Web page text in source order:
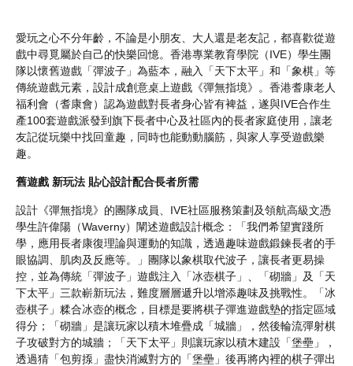
愛玩之心不分年齡，不論是小朋友、大人還是老友記，都喜歡從遊
戲中尋覓屬於自己的快樂回憶。香港專業教育學院（IVE）學生團
隊以懷舊遊戲「彈波子」為藍本，融入「天下太平」和「象棋」等
傳統遊戲元素，設計成創意桌上遊戲《彈無指境》。香港耆康老人
福利會（耆康會）認為遊戲對長者身心皆有裨益，遂與IVE合作生
產100套遊戲派發到旗下長者中心及社區內的長者家庭使用，讓老
友記從玩樂中找回童趣，同時也能動動腦筋，與家人享受遊戲樂
趣。
舊遊戲 新玩法 貼心設計配合長者所需
設計《彈無指境》的團隊成員、IVE社區服務策劃及領航高級文憑
學生許偉陽（Waverny）闡述遊戲設計概念：「我們希望實踐所
學，應用長者康復理論與運動的知識，透過趣味遊戲鍛鍊長者的手
眼協調、肌肉及反應等。」團隊以象棋取代波子，讓長者更易操
控，並為傳統「彈波子」遊戲注入「冰壺棋子」、「砌牆」及「天
下太平」三款嶄新玩法，難度層層遞升以增添趣味及挑戰性。「冰
壺棋子」糅合冰壺的概念，目標是要將棋子彈進遊戲墊的指定區域
得分；「砌牆」是讓玩家以積木堆疊成「城牆」，然後輪流彈射棋
子攻破對方的城牆；「天下太平」則讓玩家以積木建設「堡壘」，
透過猜「包剪揼」盡快消滅對方的「堡壘」後再將內裡的棋子彈出